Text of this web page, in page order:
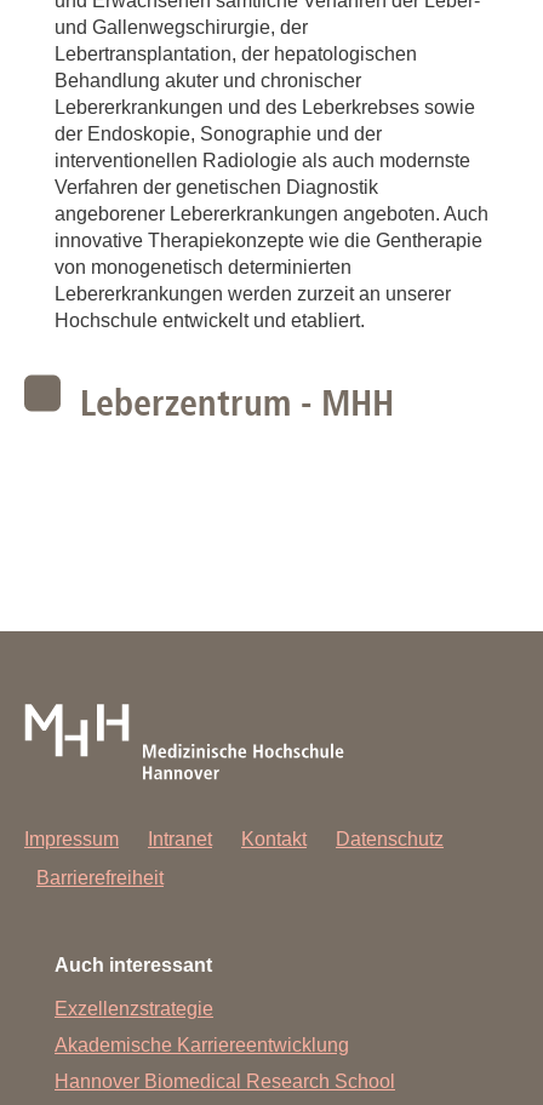
und Gallenwegschirurgie, der
Lebertransplantation, der hepatologischen
Behandlung akuter und chronischer
Lebererkrankungen und des Leberkrebses sowie
der Endoskopie, Sonographie und der
interventionellen Radiologie als auch modernste
Verfahren der genetischen Diagnostik
angeborener Lebererkrankungen angeboten. Auch
innovative Therapiekonzepte wie die Gentherapie
von monogenetisch determinierten
Lebererkrankungen werden zurzeit an unserer
Hochschule entwickelt und etabliert.
Leberzentrum - MHH
Impressum Intranet Kontakt
Datenschutz
Barrierefreiheit
Auch interessant
Exzellenzstrategie
Akademische Karriereentwicklung
Hannover Biomedical Research School